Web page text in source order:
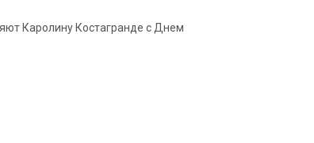
Каролину Костагранде с Днем